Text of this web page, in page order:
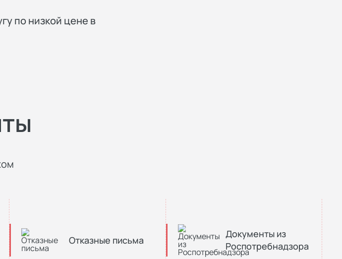
по низкой цене в
Отказные письма
Документы из
Роспотребнадзора